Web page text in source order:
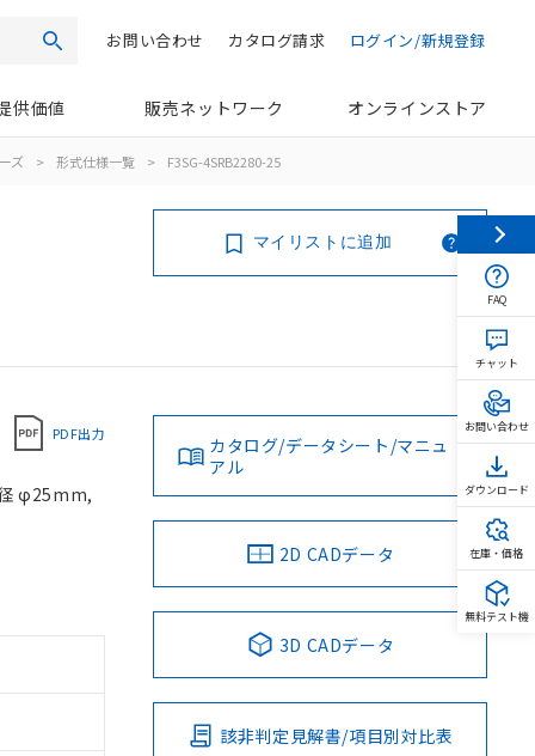
検索 ログイン/新規登録
カタログ請求
お問い合わせ
供価値 販売ネットワーク オンラインストア
ズ > 形式仕様一覧 > F3SG-4SRB2280-25
マイリストに追加
PDF出力
φ25mm,
カタログ/データシート/マニュ
アル
2D CADデータ
3D CADデータ
該非判定見解書/項目別対比表
FAQ
チャット
お問い合わせ
ダウンロード
在庫・価格
無料テスト機